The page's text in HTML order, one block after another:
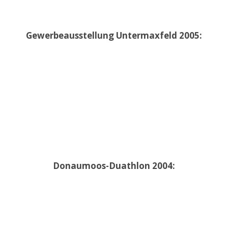
Gewerbeausstellung Untermaxfeld 2005:
Donaumoos-Duathlon 2004: